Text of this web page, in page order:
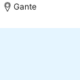
Gante